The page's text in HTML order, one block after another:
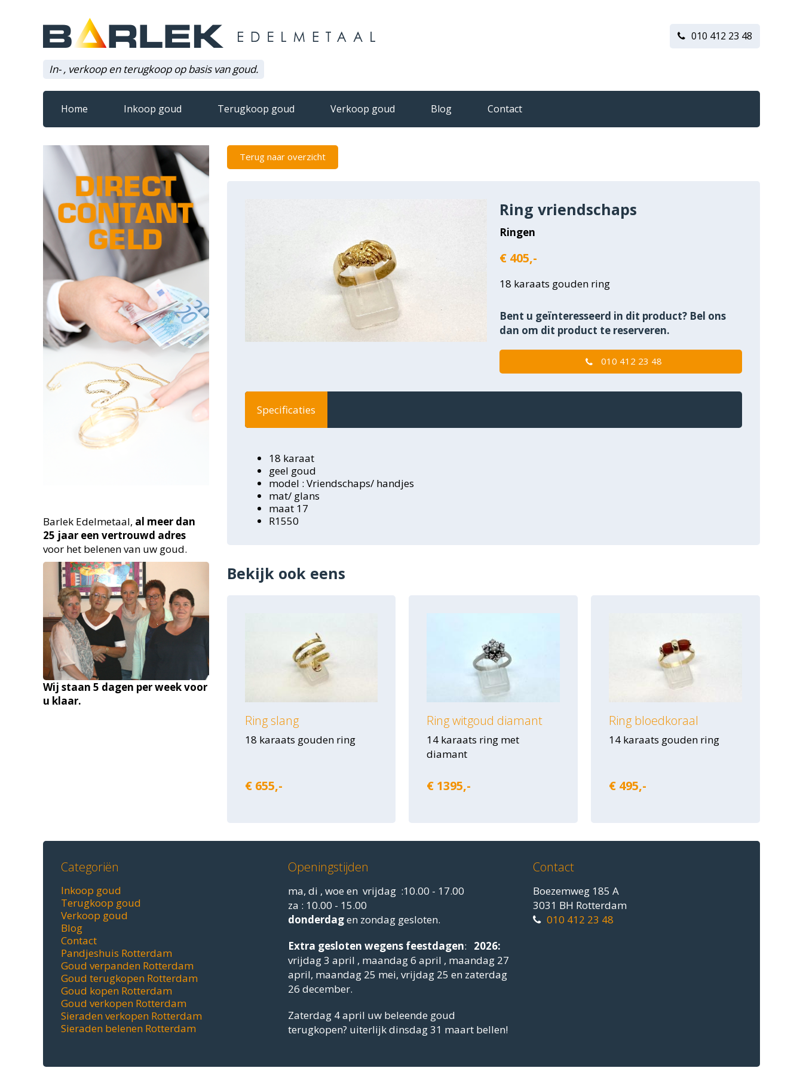
In- , verkoop en terugkoop op basis van goud.
010 412 23 48
Home Inkoop goud Terugkoop goud Verkoop goud Blog Contact
Barlek Edelmetaal, al meer dan
25 jaar een vertrouwd adres
voor het belenen van uw goud.
Wij staan 5 dagen per week voor
u klaar.
Terug naar overzicht
Ring vriendschaps
Ringen
€ 405,-
18 karaats gouden ring
Bent u geïnteresseerd in dit product? Bel ons
dan om dit product te reserveren.
010 412 23 48
Specificaties
18 karaat
geel goud
model : Vriendschaps/ handjes
mat/ glans
maat 17
R1550
Bekijk ook eens
Ring slang
18 karaats gouden ring
€ 655,-
Ring witgoud diamant
14 karaats ring met
diamant
€ 1395,-
Ring bloedkoraal
14 karaats gouden ring
€ 495,-
Categoriën
Inkoop goud
Terugkoop goud
Verkoop goud
Blog
Contact
Pandjeshuis Rotterdam
Goud verpanden Rotterdam
Goud terugkopen Rotterdam
Goud kopen Rotterdam
Goud verkopen Rotterdam
Sieraden verkopen Rotterdam
Sieraden belenen Rotterdam
Openingstijden
ma, di , woe en vrijdag :10.00 - 17.00
za : 10.00 - 15.00
donderdagen zondag gesloten.
Extra gesloten wegens feestdagen: 2026:
vrijdag 3 april , maandag 6 april , maandag 27
april, maandag 25 mei, vrijdag 25 en zaterdag
26 december.
Zaterdag 4 april uw beleende goud
terugkopen? uiterlijk dinsdag 31 maart bellen!
Contact
Boezemweg 185 A
3031 BH Rotterdam
010 412 23 48